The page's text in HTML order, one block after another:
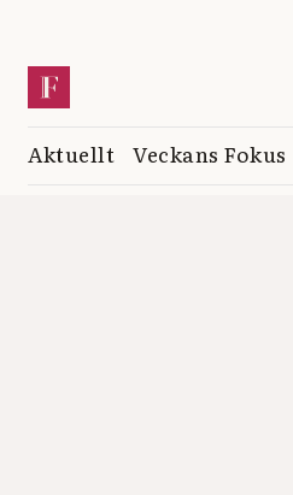
Aktuellt Veckans Fokus